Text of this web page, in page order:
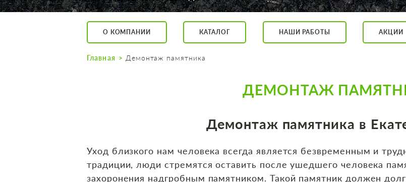
КОНТАКТЫ
K2532513@yandex.ru
Екатеринбург, Щорса, 56
Суббота с 11:00 до 17:00
О КОМПАНИИ КАТАЛОГ НАШИ РАБОТЫ АКЦИИ
Главная Демонтаж памятника
ДЕМОНТАЖ
Демонтаж памятника в
Уход близкого нам человека всегда является безвременным и
традиции, люди стремятся оставить после ушедшего человека
захоронения надгробным памятником. Такой памятник должен